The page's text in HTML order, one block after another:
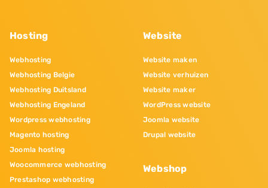
Hosting
Webhosting
Webhosting Belgie
Webhosting Duitsland
Webhosting Engeland
Wordpress webhosting
Magento hosting
Joomla hosting
Woocommerce webhosting
Prestashop webhosting
Website
Website maken
Website verhuizen
Website maker
WordPress website
Joomla website
Drupal website
Webshop